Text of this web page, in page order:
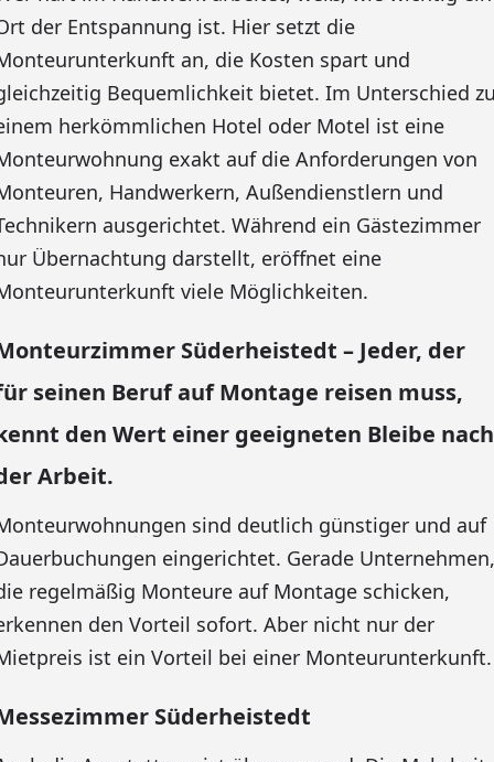
der Entspannung ist. Hier setzt die
an, die Kosten spart und
Bequemlichkeit bietet. Im Unterschied
herkömmlichen Hotel oder Motel ist eine
exakt auf die Anforderungen von
Handwerkern, Außendienstlern und
ausgerichtet. Während ein Gästezimmer
Übernachtung darstellt, eröffnet eine
viele Möglichkeiten.
Süderheistedt – Jeder, der
seinen Beruf auf Montage reisen muss,
den Wert einer geeigneten Bleibe nach
Arbeit.
sind deutlich günstiger und auf
eingerichtet. Gerade Unternehmen,
regelmäßig Monteure auf Montage schicken,
den Vorteil sofort. Aber nicht nur der
ist ein Vorteil bei einer Monteurunterkunft.
Süderheistedt